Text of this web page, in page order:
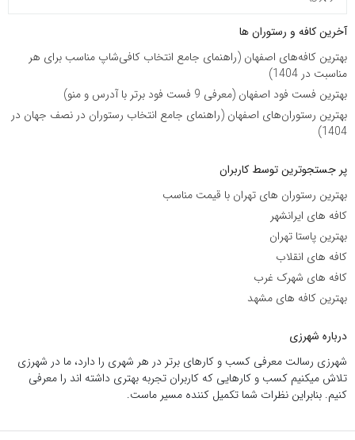
آخرین کافه و رستوران ها
بهترین کافه‌های اصفهان (راهنمای جامع انتخاب کافی‌شاپ مناسب برای هر
مناسبت در 1404)
بهترین فست فود اصفهان (معرفی 9 فست فود برتر با آدرس و منو)
بهترین رستوران‌های اصفهان (راهنمای جامع انتخاب رستوران در نصف جهان در
1404)
پر جستجوترین توسط کاربران
بهترین رستوران های تهران با قیمت مناسب
کافه های ایرانشهر
بهترین پاستا تهران
کافه های انقلاب
کافه های شهرک غرب
بهترین کافه های مشهد
درباره شهرزی
شهرزی رسالت معرفی کسب و کارهای برتر در هر شهری را دارد، ما در شهرزی
تلاش میکنیم کسب و کارهایی که کاربران تجربه بهتری داشته اند را معرفی
کنیم. بنابراین نظرات شما تکمیل کننده مسیر ماست.